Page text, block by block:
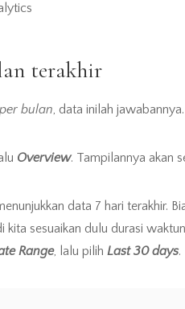
terakhir
bulan, data inilah jawabannya.
Overview. Tampilannya akan
data 7 hari terakhir.
sesuaikan dulu durasi
Range, lalu pilih Last 30 days.